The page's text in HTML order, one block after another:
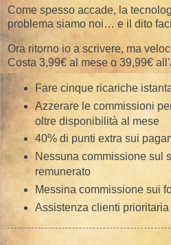
Come spesso accade, la
problema siamo noi… e il dito
Ora ritorno io a scrivere, ma
Costa 3,99€ al mese o 39,99€
Fare cinque ricariche
Azzerare le commissioni
oltre disponibilità al mese
40% di punti extra sui
Nessuna commissione sul
remunerato
Messina commissione sui
Assistenza clienti prioritaria